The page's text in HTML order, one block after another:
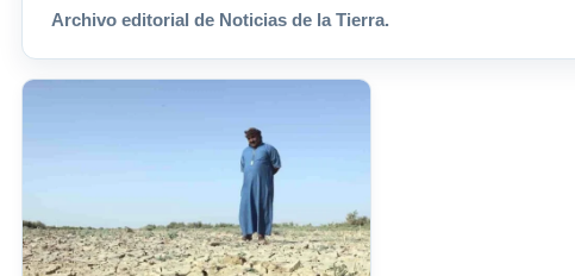
Archivo editorial de Noticias de la Tierra.